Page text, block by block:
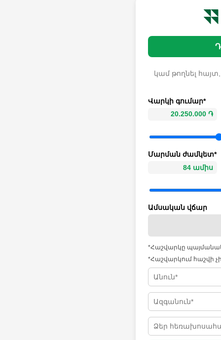
կամ թողնել
Վարկի գումար*
Մարման ժամկետ*
Ամսական վճար
*Հաշվարկը
*Հաշվարկում հաշվի